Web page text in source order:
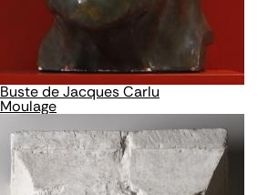
Buste de Jacques Carlu
Moulage